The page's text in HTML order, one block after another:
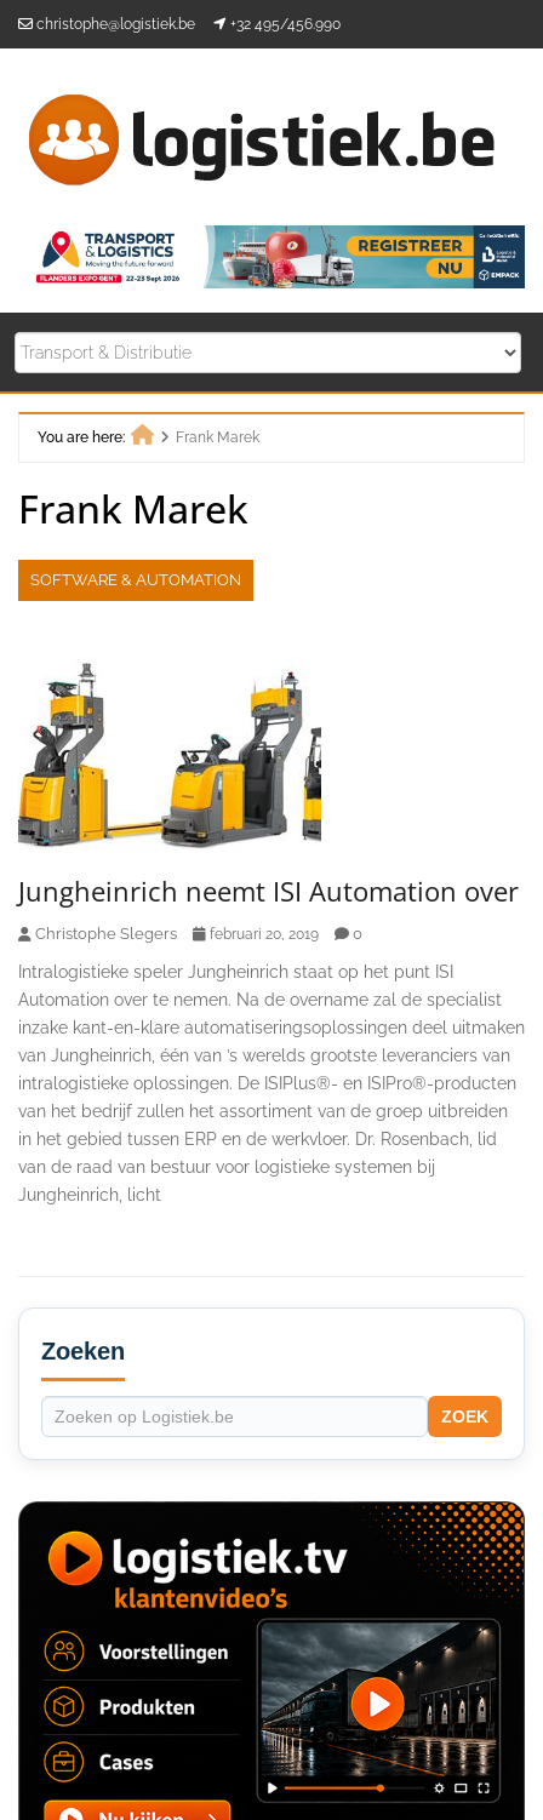
christophe@logistiek.be +32 495/456.990
You are here:
Frank Marek
Frank Marek
SOFTWARE & AUTOMATION
Jungheinrich neemt ISI Automation over
Christophe Slegers februari 20, 2019 0
Intralogistieke speler Jungheinrich staat op het punt ISI
Automation over te nemen. Na de overname zal de specialist
inzake kant-en-klare automatiseringsoplossingen deel uitmaken
van Jungheinrich, één van ’s werelds grootste leveranciers van
intralogistieke oplossingen. De ISIPlus®- en ISIPro®-producten
van het bedrijf zullen het assortiment van de groep uitbreiden
in het gebied tussen ERP en de werkvloer. Dr. Rosenbach, lid
van de raad van bestuur voor logistieke systemen bij
Jungheinrich, licht
Secondary
Sidebar
Zoeken
ZOEK